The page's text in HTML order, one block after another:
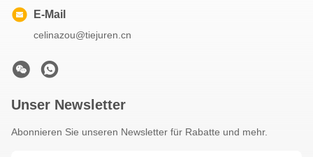
E-Mail
celinazou@tiejuren.cn
Unser Newsletter
Abonnieren Sie unseren Newsletter für Rabatte und mehr.